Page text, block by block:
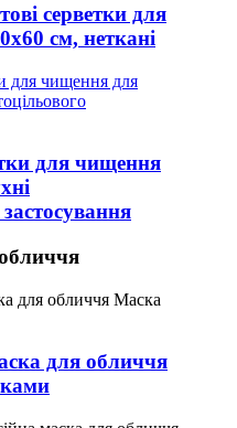
серветки для
см, неткані
для чищення
для обличчя